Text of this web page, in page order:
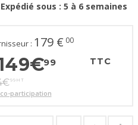
Expédié sous : 5 à 6 semaines
: 179 € 00
€99 TTC
€99 HT
participation